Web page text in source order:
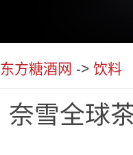
东方糖酒网 -> 饮料
奈雪全球